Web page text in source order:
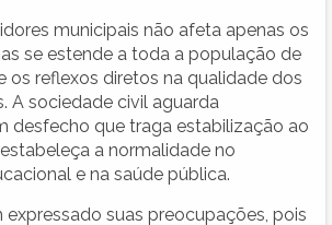
municipais não afeta apenas os
se estende a toda a população de
os reflexos diretos na qualidade dos
A sociedade civil aguarda
desfecho que traga estabilização ao
a normalidade no
e na saúde pública.
suas preocupações, pois